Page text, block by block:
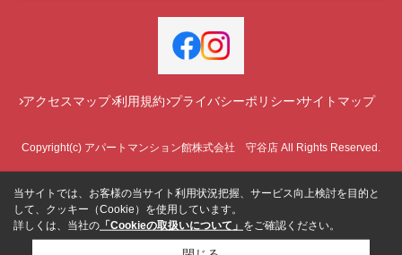
アクセスマップ 利用規約 プライバシーポリシー サイトマップ
Copyright(c) アパートマンション館株式会社 守谷店 All Rights Reserved.
当サイトでは、お客様の当サイト利用状況把握、サービス向上検討を目的と
して、クッキー（Cookie）を使用しています。
詳しくは、当社の 「Cookieの取扱いについて」 をご確認ください。